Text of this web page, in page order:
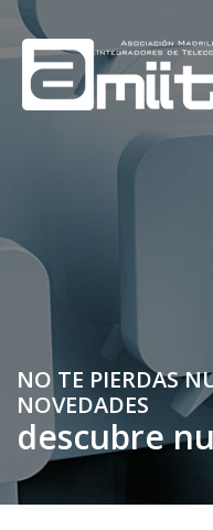
NO TE PIERDAS
NOVEDADES
descubre